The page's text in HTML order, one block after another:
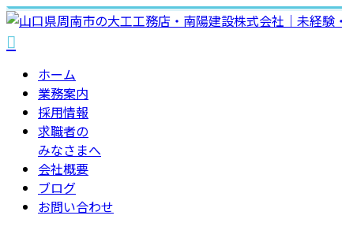
ホーム
業務案内
採用情報
求職者の
みなさまへ
会社概要
ブログ
お問い合わせ